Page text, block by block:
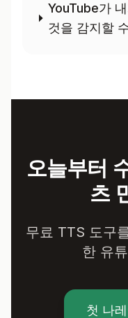
YouTube가
것을 감지할
오늘부터
츠
무료 TTS 도구
한 유
첫 나